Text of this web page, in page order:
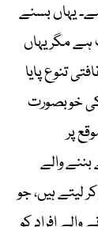
یہاں بسنے
ہے مگر یہاں
تنوع پایا
خوبصورت
پر
والے
لیتے ہیں، جو